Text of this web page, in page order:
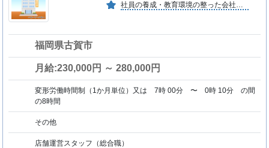
社員の養成・教育環境の整った会社です。若い社員が多く、順調に業績を伸ばしています。今後一層の発展が期待できます。
福岡県古賀市
月給:230,000円 ～ 280,000円
変形労働時間制（1か月単位）又は 7時 00分 〜 0時 10分 の間
の8時間
その他
店舗運営スタッフ（総合職）